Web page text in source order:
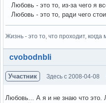
Любовь - это то, из-за чего я
Любовь - это то, ради чего
Жизнь - это то, что проходит,
Вне форума
cvobodnbli
Участник Здесь с 2008-04-08
Любовь... А я и не знаю что это.